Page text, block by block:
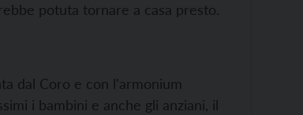
potuta tornare a casa presto.
dal Coro e con l'armonium
i bambini e anche gli anziani, il